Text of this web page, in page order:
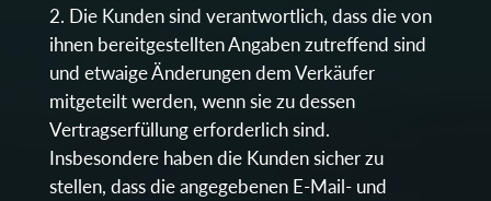
Die Kunden sind verantwortlich, dass die von
ihnen bereitgestellten Angaben zutreffend sind
und etwaige Änderungen dem Verkäufer
mitgeteilt werden, wenn sie zu dessen
Vertragserfüllung erforderlich sind.
Insbesondere haben die Kunden sicher zu
stellen, dass die angegebenen E-Mail- und